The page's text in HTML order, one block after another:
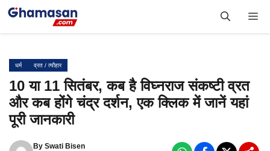
Skip
धर्म व्रत / त्यौहार
10 या 11 सितंबर, कब है विघ्नराज संकष्टी व्रत
और कब होंगे चंद्र दर्शन, एक क्लिक में जानें यहां
पूरी जानकारी
By Swati Bisen